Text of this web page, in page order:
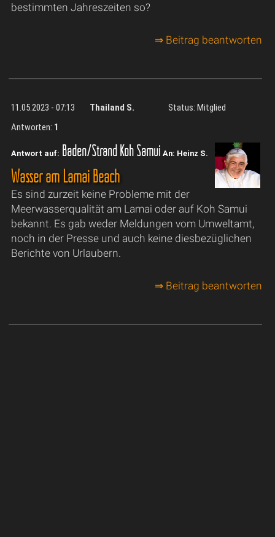
bestimmten Jahreszeiten so?
⇒ Beitrag beantworten
11.05.2023 - 07:13 Thailand S.
Status: Mitglied
Antworten: 1
Antwort auf: Baden/Strand Koh Samui An: Heinz S.
Wasser am Lamai Beach
Es sind zurzeit keine Probleme mit der
Meerwasserqualität am Lamai oder auf Koh Samui
bekannt. Es gab weder Meldungen vom Umweltamt,
noch in der Presse und auch keine diesbezüglichen
Berichte von Urlaubern.
⇒ Beitrag beantworten